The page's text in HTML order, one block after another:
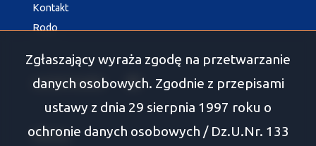
Kontakt
Rodo
social media Facebook
Oferty
Zgłaszający wyraża zgodę na przetwarzanie
danych osobowych. Zgodnie z przepisami
ustawy z dnia 29 sierpnia 1997 roku o
ochronie danych osobowych / Dz.U.Nr. 133